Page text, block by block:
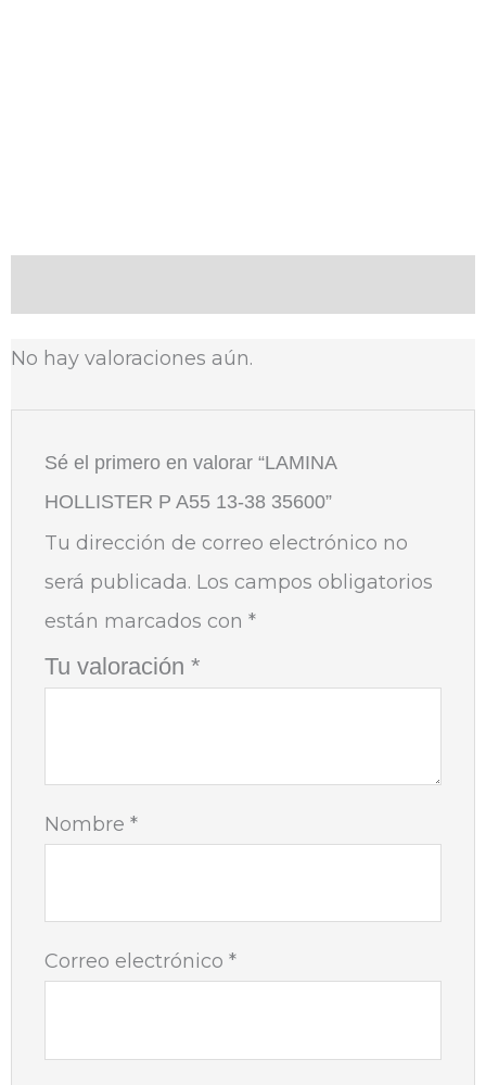
No hay valoraciones aún.
Sé el primero en valorar “LAMINA
HOLLISTER P A55 13-38 35600”
Tu dirección de correo electrónico no
será publicada. Los campos obligatorios
están marcados con*
Tu valoración*
Nombre*
Correo electrónico*